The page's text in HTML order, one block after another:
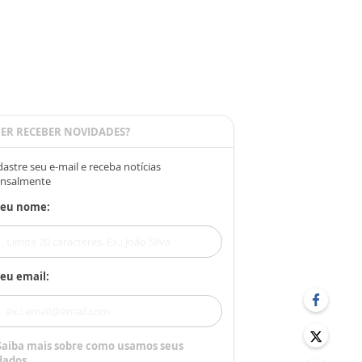
RECEBER NOVIDADES?
seu e-mail e receba notícias
nome:
email:
mais sobre como usamos seus